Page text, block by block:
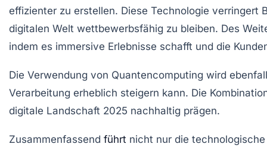
effizienter zu erstellen. Diese Technologie
digitalen Welt wettbewerbsfähig zu bleiben. Des
indem es immersive Erlebnisse schafft und die
Die Verwendung von Quantencomputing wird
Verarbeitung erheblich steigern kann. Die
digitale Landschaft 2025 nachhaltig prägen.
Zusammenfassend führt nicht nur die